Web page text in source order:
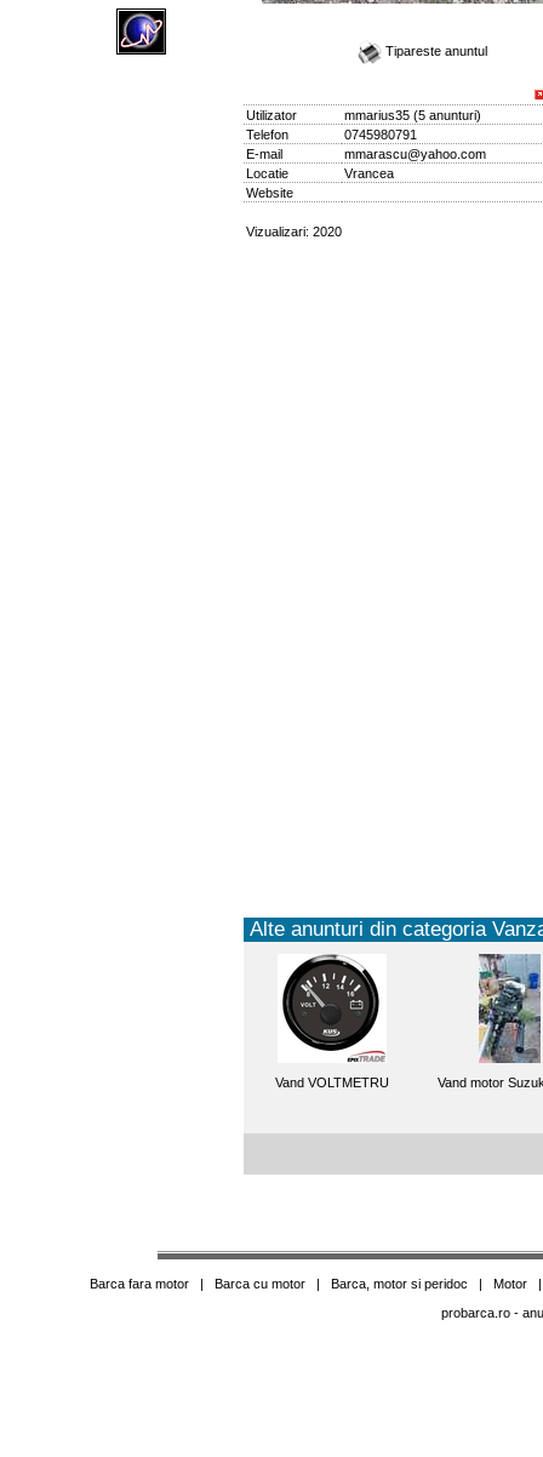
Tipareste anuntul
Utilizator mmarius35(5 anunturi)
Telefon
0745980791
E-mail
mmarascu@yahoo.com
Locatie
Vrancea
Website
Vizualizari: 2020
Alte anunturi din categoria
Vand VOLTMETRU Vand motor
Barca fara motor| Barca cu motor| Barca, motor si peridoc | Motor
probarca.ro-